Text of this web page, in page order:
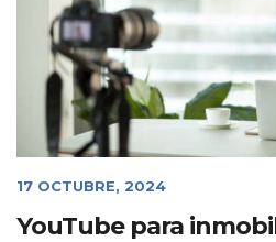
17 OCTUBRE, 2024
YouTube para